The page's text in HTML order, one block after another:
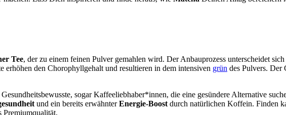
Tee, der zu einem feinen Pulver gemahlen wird. Der Anbauprozess unterscheidet
den Chorophyllgehalt und resultieren in dem intensiven grün des Pulvers. Der
sogar Kaffeeliebhaber*innen, die eine gesündere Alternative
und ein bereits erwähnterEnergie-Boost durch natürlichen Koffein. Finden
Premiumqualität.